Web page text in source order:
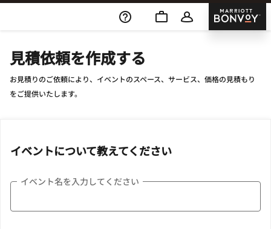
Skip To Content
Marriott
見積依頼を作成する
お見積りのご依頼により、イベントのスペース、サービス、価格の見積もり
をご提供いたします。
イベントについて教えてください
イベント名を入力してください